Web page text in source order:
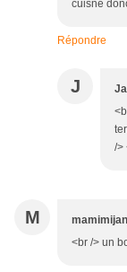
cuisné
Répondre
J
/>
M
<br /> un